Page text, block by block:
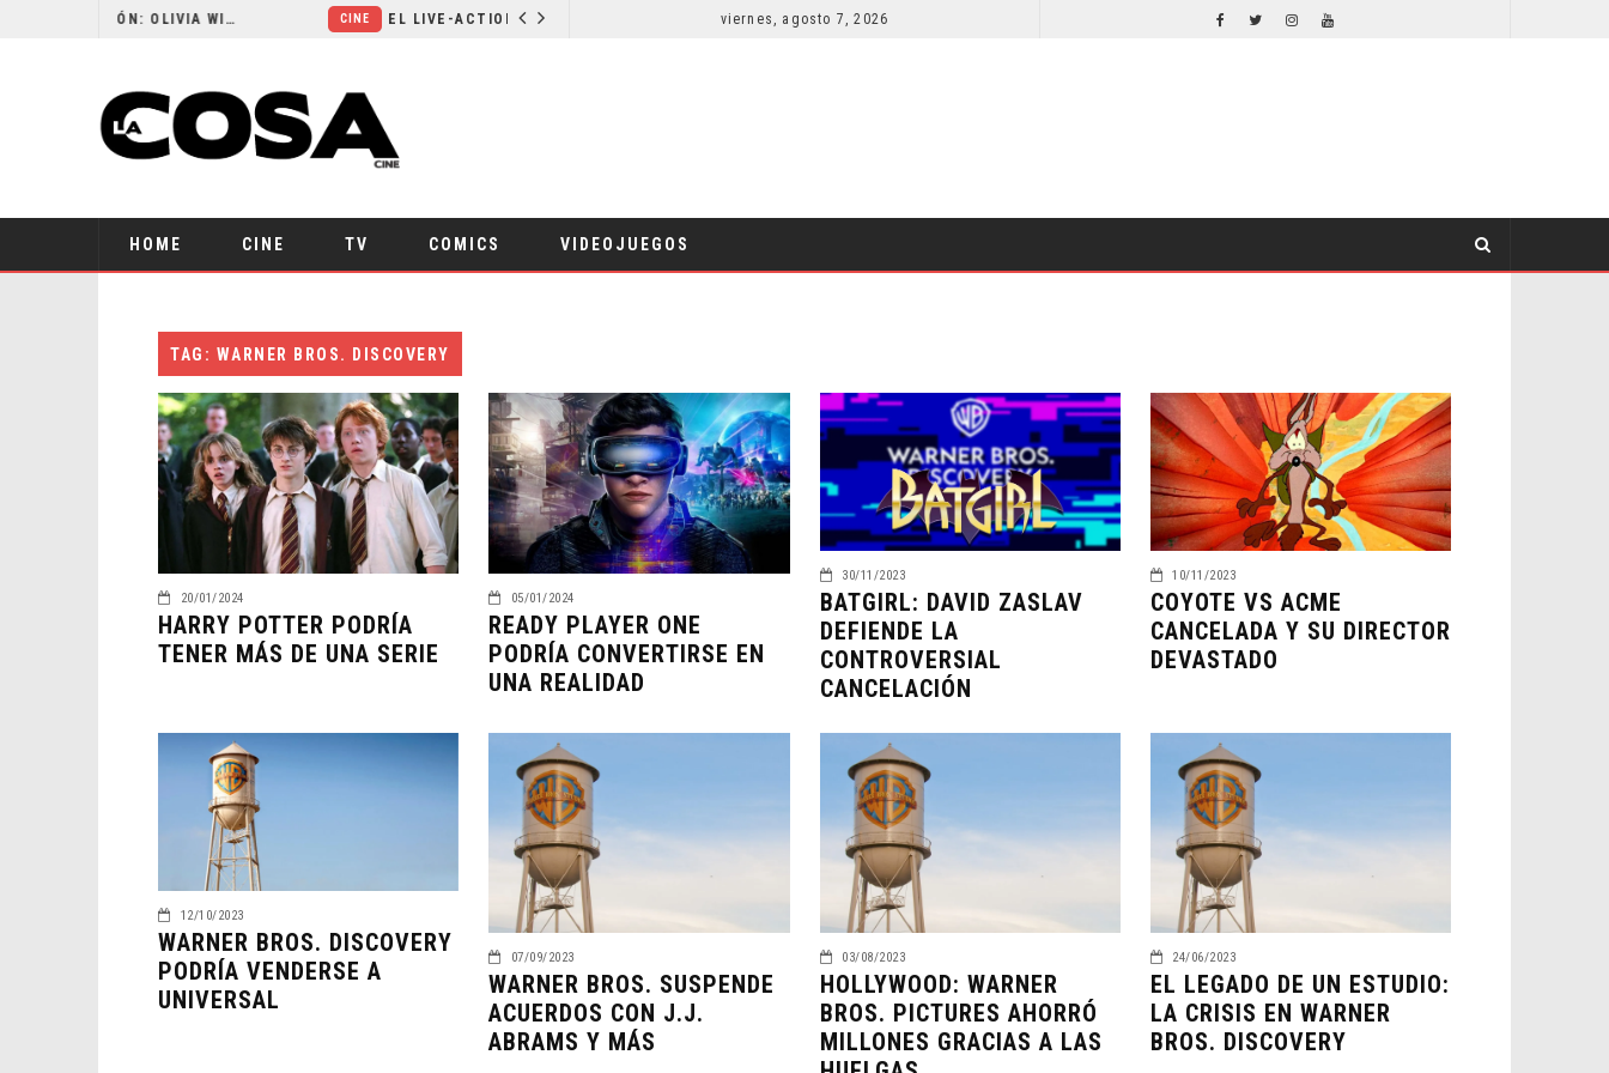
RESEÑA LA INVITACIÓN: OLIVIA WILDE REFLEXIONA SOBRE LA VIDA CONYUGAL viernes, agosto 7, 2026
HOME CINE TV COMICS VIDEOJUEGOS
TAG: WARNER BROS. DISCOVERY
20/01/2024
HARRY POTTER PODRÍA
TENER MÁS DE UNA SERIE
05/01/2024
READY PLAYER ONE
PODRÍA CONVERTIRSE EN
UNA REALIDAD
30/11/2023
BATGIRL: DAVID ZASLAV
DEFIENDE LA
CONTROVERSIAL
CANCELACIÓN
10/11/2023
COYOTE VS ACME
CANCELADA Y SU DIRECTOR
DEVASTADO
12/10/2023
WARNER BROS. DISCOVERY
PODRÍA VENDERSE A
UNIVERSAL
07/09/2023
WARNER BROS. SUSPENDE
ACUERDOS CON J.J.
ABRAMS Y MÁS
03/08/2023
HOLLYWOOD: WARNER
BROS. PICTURES AHORRÓ
MILLONES GRACIAS A LAS
24/06/2023
EL LEGADO DE UN ESTUDIO:
LA CRISIS EN WARNER
BROS. DISCOVERY